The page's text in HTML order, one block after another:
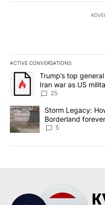
ACTIVE CONVERSATIONS
The following is a list of the
A trending article titled
Trump’s top
Iran war as US
sources say
25
A trending article titled
Storm Legacy:
Borderland forever
5